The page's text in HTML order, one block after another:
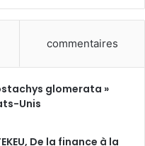
commentaires
glomerata »
Unis
De la finance à la